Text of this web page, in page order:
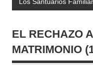
Los Santuarios
EL RECHAZO
MATRIMONIO